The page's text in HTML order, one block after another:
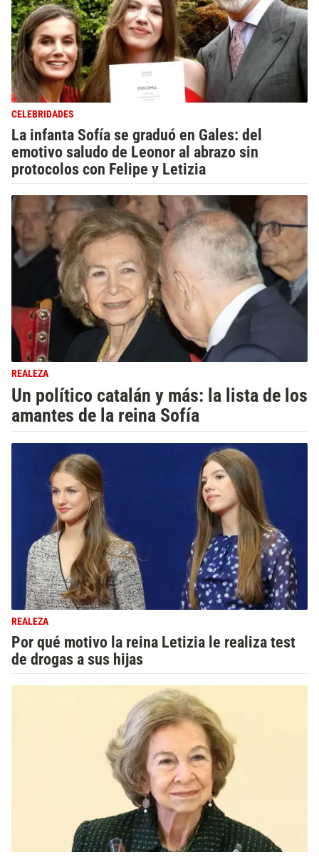
CELEBRIDADES
La infanta Sofía se graduó en Gales: del
emotivo saludo de Leonor al abrazo sin
protocolos con Felipe y Letizia
REALEZA
Un político catalán y más: la lista de los
amantes de la reina Sofía
REALEZA
Por qué motivo la reina Letizia le realiza test
de drogas a sus hijas